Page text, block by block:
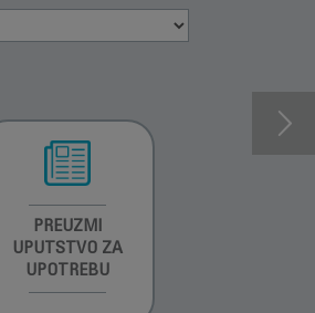
PREUZMI
UPUTSTVO ZA
UPOTREBU